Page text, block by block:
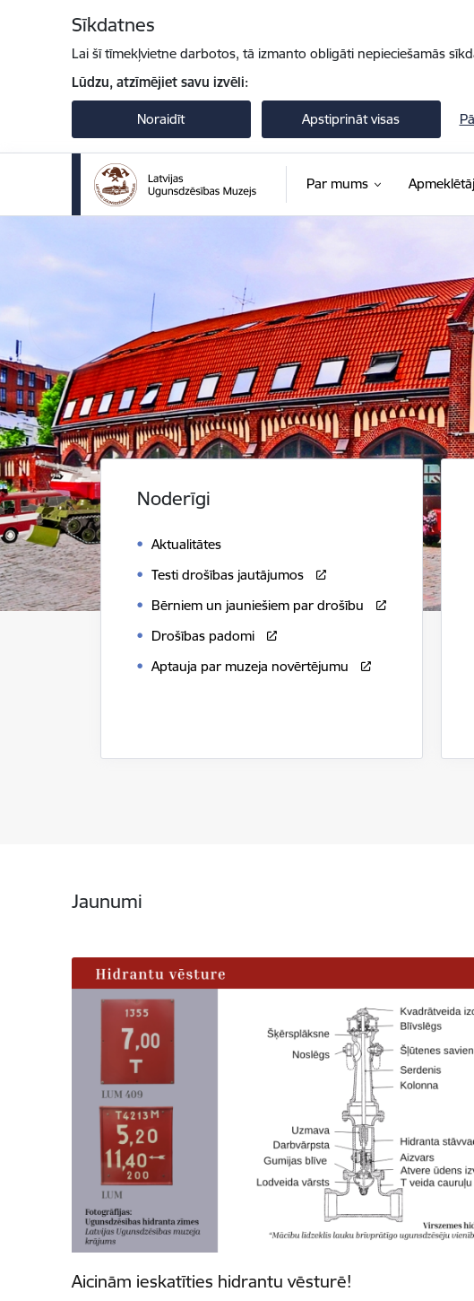
Sīkdatnes
Lai šī tīmekļvietne darbotos, tā izmanto obligāti nepieciešamās
Lūdzu, atzīmējiet savu izvēli:
Noraidīt Apstiprināt visas
Par mums
Noderīgi
Aktualitātes
Testi drošības jautājumos
Bērniem un jauniešiem par drošību
Drošības padomi
Aptauja par muzeja novērtējumu
Jaunumi
Aicinām ieskatīties hidrantu vēsturē!